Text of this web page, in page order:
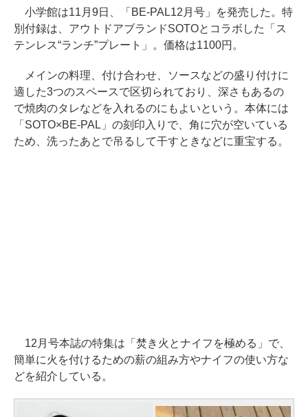
小学館は11月9日、「BE-PAL12月号」を発売した。特
別付録は、アウトドアブランドSOTOとコラボした「ス
テンレス“ランチ”プレート」。価格は1100円。
メインの料理、付け合わせ、ソースなどの盛り付けに
適した3つのスペースで区切られており、深さもあるの
で焼肉のタレなどを入れるのにもよいという。本体には
「SOTO×BE-PAL」の刻印入りで、角に穴が空いている
ため、洗ったあとで吊るして干すときなどに重宝する。
12月号本誌の特集は「焚き火とナイフを極める」で、
簡単に火を付けるための薪の組み方やナイフの使い方な
どを紹介している。